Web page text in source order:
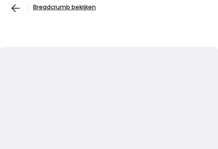
Breadcrumb bekijken